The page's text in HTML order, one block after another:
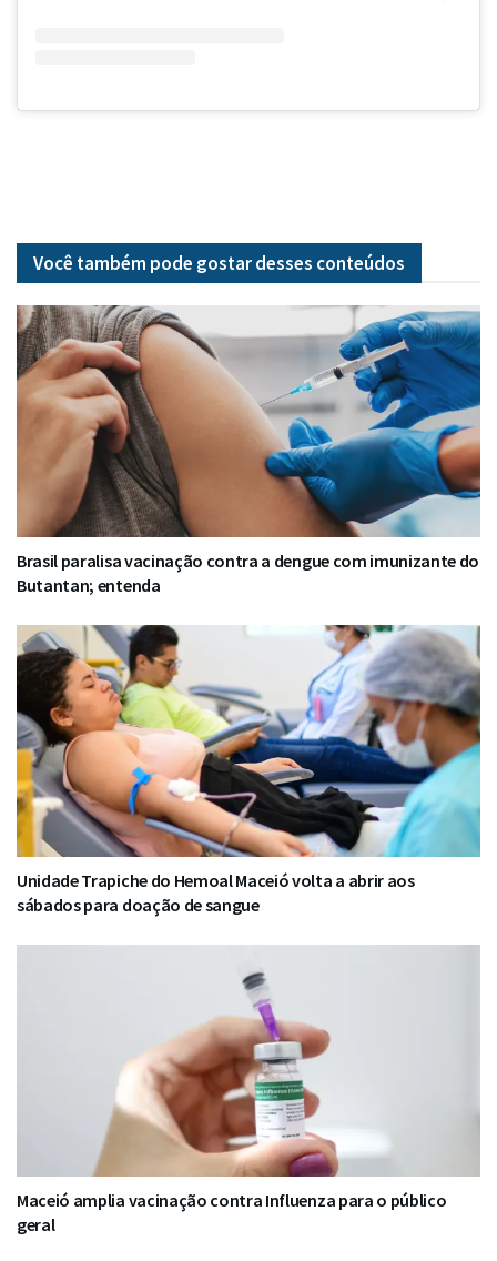
Você também pode gostar desses conteúdos
Brasil paralisa vacinação contra a dengue com imunizante do
Butantan; entenda
Unidade Trapiche do Hemoal Maceió volta a abrir aos
sábados para doação de sangue
Maceió amplia vacinação contra Influenza para o público
geral